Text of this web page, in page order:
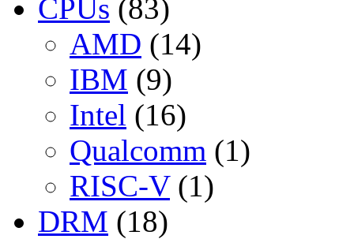
CPUs (83)
AMD (14)
IBM (9)
Intel (16)
Qualcomm (1)
RISC-V(1)
DRM (18)